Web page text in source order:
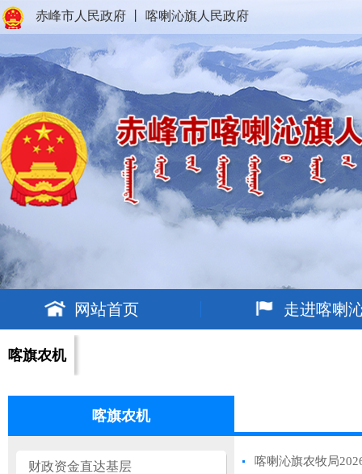
赤峰市人民政府 喀喇沁旗人民政府
网站首页 走进喀喇
喀旗农机
喀旗农机
财政资金直达基层 喀喇沁旗农牧局